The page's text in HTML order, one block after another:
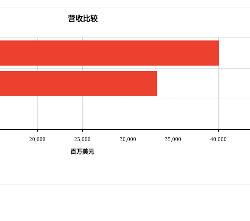
20,000 25,000 30,000 35,000 40,000
百万美元
营收比较